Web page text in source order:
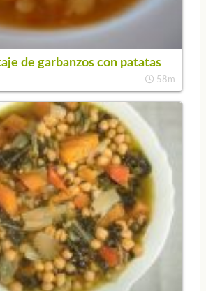
de garbanzos con patatas
58m